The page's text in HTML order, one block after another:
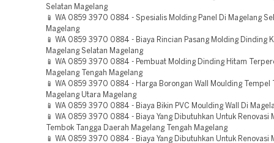
Selatan Magelang
📱 WA 0859 3970 0884 - Spesialis Molding Panel Di Magelang
Magelang
📱 WA 0859 3970 0884 - Biaya Rincian Pasang Molding Dinding
Magelang Selatan Magelang
📱 WA 0859 3970 0884 - Pembuat Molding Dinding Hitam
Magelang Tengah Magelang
📱 WA 0859 3970 0884 - Harga Borongan Wall Moulding Tempel
Magelang Utara Magelang
📱 WA 0859 3970 0884 - Biaya Bikin PVC Moulding Wall Di
📱 WA 0859 3970 0884 - Biaya Yang Dibutuhkan Untuk Renovasi
Tembok Tangga Daerah Magelang Tengah Magelang
📱 WA 0859 3970 0884 - Biaya Yang Dibutuhkan Untuk Renovasi